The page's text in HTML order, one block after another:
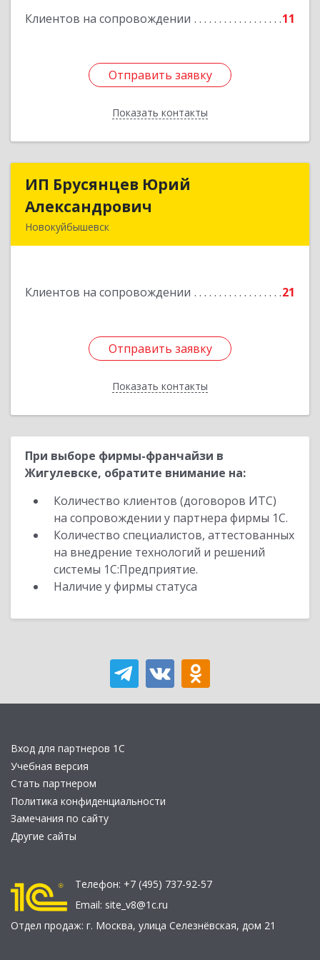
Клиентов на сопровождении 11
Отправить заявку
Показать контакты
Отправить заявку
Назад
ИП Брусянцев Юрий
Александрович
Новокуйбышевск
Клиентов на сопровождении 21
Отправить заявку
Показать контакты
ИП Брусянцев Юрий
Подробнее
Отправить заявку
Назад
При выборе фирмы-франчайзи в
Жигулевске, обратите внимание на:
Количество клиентов (договоров ИТС)
на сопровождении у партнера фирмы 1С.
Количество специалистов, аттестованных
на внедрение технологий и решений
системы 1С:Предприятие.
Наличие у фирмы статуса
Вход для партнеров 1С
Учебная версия
Стать партнером
Политика конфиденциальности
Замечания по сайту
Другие сайты
Телефон: +7 (495) 737-92-57
Email: site_v8@1c.ru
Отдел продаж: г. Москва, улица Селезнёвская, дом 21